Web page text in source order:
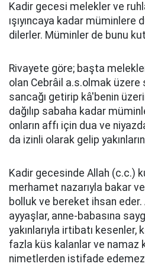
Kadir gecesi melekler ve
ışıyıncaya kadar müminlere
dilerler. Müminler de bunu
Rivayete göre; başta
olan Cebrâil a.s.olmak üzere
sancağı getirip kâ'benin
dağılıp sabaha kadar
onların affı için dua ve
da izinli olarak gelip
Kadir gecesinde Allah (c.c.)
merhamet nazarıyla bakar ve
bolluk ve bereket ihsan
ayyaşlar, anne-babasına
yakınlarıyla irtibatı kesenler,
fazla küs kalanlar ve namaz
nimetlerden istifade